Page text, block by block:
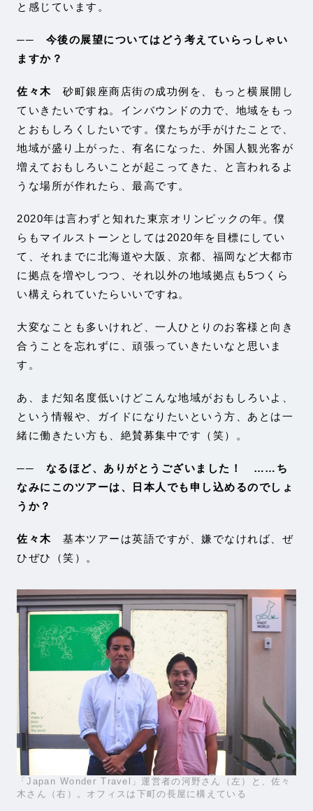
と感じています。
── 今後の展望についてはどう考えていらっしゃい
ますか？
佐々木 砂町銀座商店街の成功例を、もっと横展開し
ていきたいですね。インバウンドの力で、地域をもっ
とおもしろくしたいです。僕たちが手がけたことで、
地域が盛り上がった、有名になった、外国人観光客が
増えておもしろいことが起こってきた、と言われるよ
うな場所が作れたら、最高です。
2020年は言わずと知れた東京オリンピックの年。僕
らもマイルストーンとしては2020年を目標にしてい
て、それまでに北海道や大阪、京都、福岡など大都市
に拠点を増やしつつ、それ以外の地域拠点も5つくら
い構えられていたらいいですね。
大変なことも多いけれど、一人ひとりのお客様と向き
合うことを忘れずに、頑張っていきたいなと思いま
す。
あ、まだ知名度低いけどこんな地域がおもしろいよ、
という情報や、ガイドになりたいという方、あとは一
緒に働きたい方も、絶賛募集中です（笑）。
── なるほど、ありがとうございました！ ……ち
なみにこのツアーは、日本人でも申し込めるのでしょ
うか？
佐々木 基本ツアーは英語ですが、嫌でなければ、ぜ
ひぜひ（笑）。
「Japan Wonder Travel」運営者の河野さん（左）と、佐々
木さん（右）。オフィスは下町の長屋に構えている